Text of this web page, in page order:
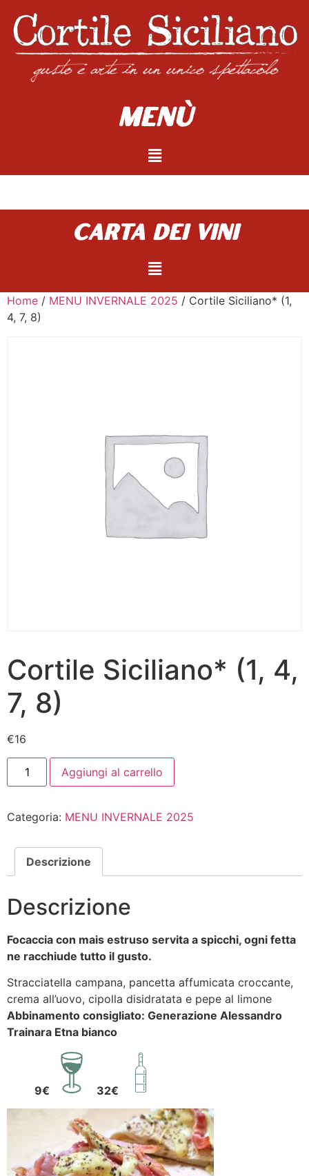
Menù
carta dei vini
Home / MENU INVERNALE 2025 / Cortile Siciliano* (1,
4, 7, 8)
Cortile Siciliano* (1, 4,
7, 8)
€16
Aggiungi al carrello
Categoria: MENU INVERNALE 2025
Descrizione
Descrizione
Focaccia con mais estruso servita a spicchi, ogni fetta
ne racchiude tutto il gusto.
Stracciatella campana, pancetta affumicata croccante,
crema all’uovo, cipolla disidratata e pepe al limone
Abbinamento consigliato: Generazione Alessandro
Trainara Etna bianco
9€ 32€